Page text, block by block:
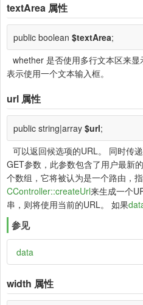
textArea 属性
public boolean $textArea;
whether 是否使用多行文本区来显
表示使用一个文本输入框。
url 属性
public string|array $url;
可以返回候选项的URL。 同时传
GET参数，此参数包含了用户最新
个数组，它将被认为是一个路由，
CController::createUrl来生成一个
串，则将使用当前的URL。 如果
参见
data
width 属性